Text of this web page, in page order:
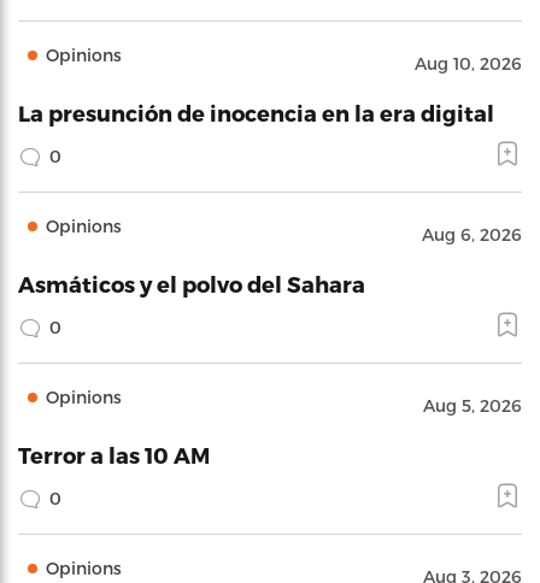
Opinions Aug 10, 2026
La presunción de inocencia en la era digital
0
Opinions Aug 6, 2026
Asmáticos y el polvo del Sahara
0
Opinions Aug 5, 2026
Terror a las 10 AM
0
Opinions Aug 3, 2026